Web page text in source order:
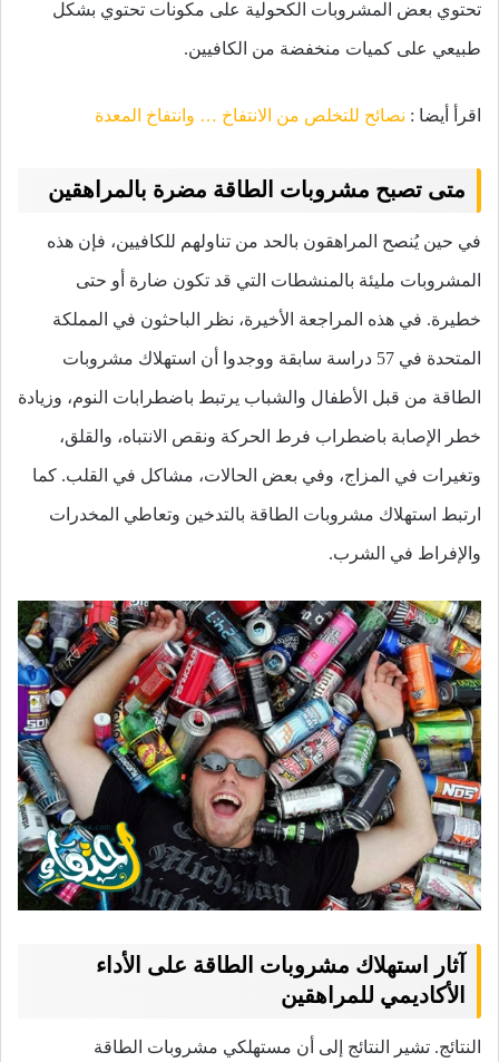
تحتوي بعض المشروبات الكحولية على مكونات تحتوي بشكل
طبيعي على كميات منخفضة من الكافيين.
اقرأ أيضا : نصائح للتخلص من الانتفاخ … وانتفاخ المعدة
متى تصبح مشروبات الطاقة مضرة بالمراهقين
في حين يُنصح المراهقون بالحد من تناولهم للكافيين، فإن هذه
المشروبات مليئة بالمنشطات التي قد تكون ضارة أو حتى
خطيرة. في هذه المراجعة الأخيرة، نظر الباحثون في المملكة
المتحدة في 57 دراسة سابقة ووجدوا أن استهلاك مشروبات
الطاقة من قبل الأطفال والشباب يرتبط باضطرابات النوم، وزيادة
خطر الإصابة باضطراب فرط الحركة ونقص الانتباه، والقلق،
وتغيرات في المزاج، وفي بعض الحالات، مشاكل في القلب. كما
ارتبط استهلاك مشروبات الطاقة بالتدخين وتعاطي المخدرات
والإفراط في الشرب.
آثار استهلاك مشروبات الطاقة على الأداء
الأكاديمي للمراهقين
النتائج. تشير النتائج إلى أن مستهلكي مشروبات الطاقة